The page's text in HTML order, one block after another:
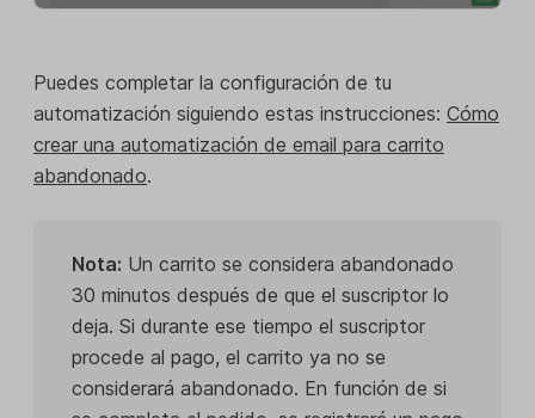
Puedes completar la configuración de tu
automatización siguiendo estas instrucciones: Cómo
crear una automatización de email para carrito
abandonado.
Nota: Un carrito se considera abandonado
30 minutos después de que el suscriptor lo
deja. Si durante ese tiempo el suscriptor
procede al pago, el carrito ya no se
considerará abandonado. En función de si